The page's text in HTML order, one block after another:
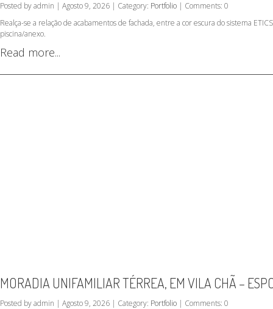
Posted by admin | Agosto 9, 2026 | Category: Portfolio | Comments: 0
Realça-se a relação de acabamentos de fachada, entre a cor escura do sistema
piscina/anexo.
Read more...
MORADIA UNIFAMILIAR TÉRREA, EM VILA CHÃ –
Posted by admin | Agosto 9, 2026 | Category: Portfolio | Comments: 0